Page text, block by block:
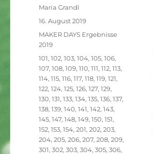
Autor
Maria Grandl
Veröffentlicht
16. August 2019
Kategorien
MAKER DAYS Ergebnisse
2019
Schlagwörter
101,102,103,104,105,106,
107,108,109,110,111,112,113,
114,115,116,117,118,119,121,
122,124,125,126,127,129,
130,131,133,134,135,136,137,
138,139,140,141,142,143,
145,147,148,149,150,151,
152,153,154,201,202,203,
204,205,206,207,208,209,
301,302,303,304,305,306,